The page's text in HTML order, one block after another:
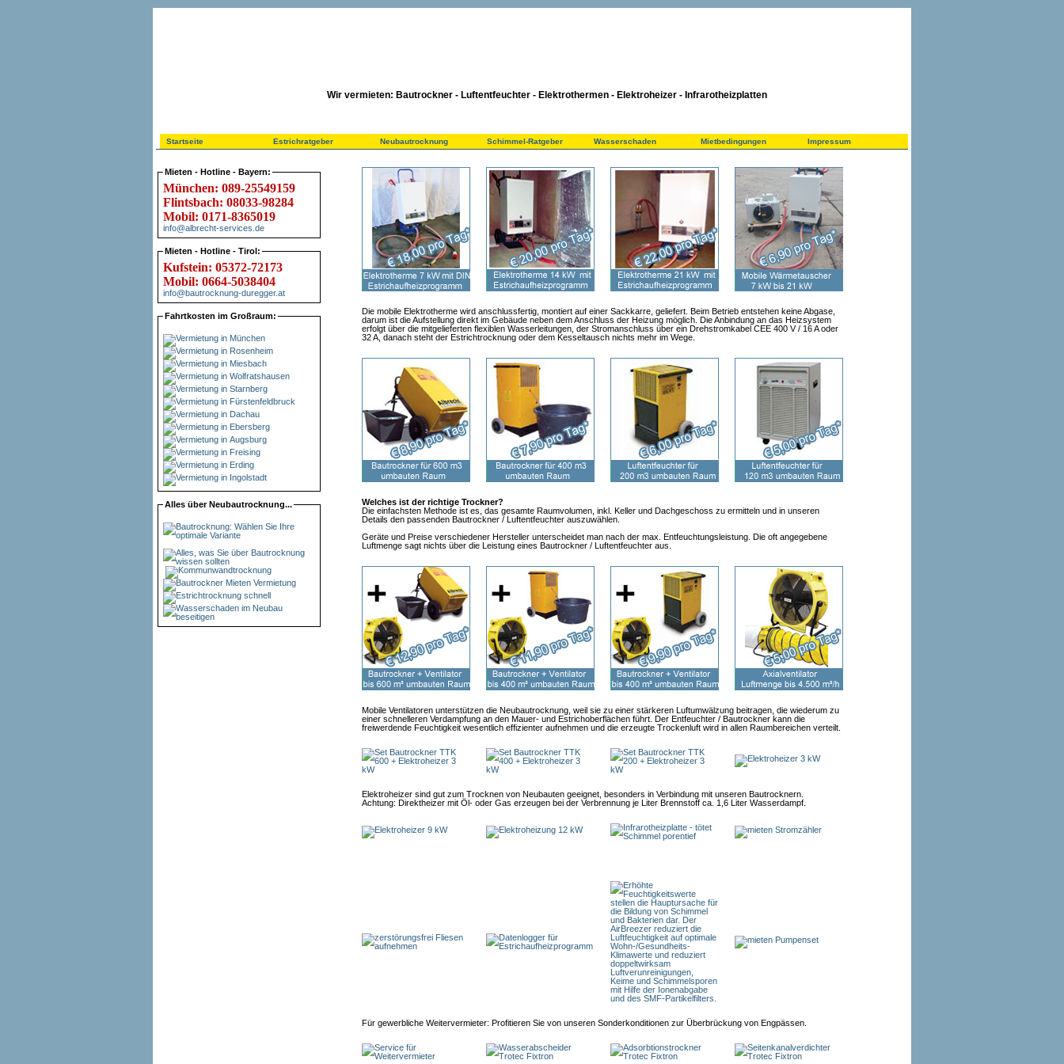
Wir vermieten: Bautrockner - Luftentfeuchter - Elektrothermen - Elektroheizer - Infrarotheizplatten
Impressum
Mietbedingungen
Wasserschaden
Schimmel-Ratgeber
Neubautrocknung
Estrichratgeber
Startseite
Die mobile Elektrotherme wird anschlussfertig, montiert auf einer Sackkarre, geliefert. Beim Betrieb entstehen keine Abgase,
darum ist die Aufstellung direkt im Gebäude neben dem Anschluss der Heizung möglich. Die Anbindung an das Heizsystem
erfolgt über die mitgelieferten flexiblen Wasserleitungen, der Stromanschluss über ein Drehstromkabel CEE 400 V / 16 A oder
32 A, danach steht der Estrichtrocknung oder dem Kesseltausch nichts mehr im Wege.
Welches ist der richtige Trockner?
Die einfachsten Methode ist es, das gesamte Raumvolumen, inkl. Keller und Dachgeschoss zu ermitteln und in unseren
Details den passenden Bautrockner / Luftentfeuchter auszuwählen.
Geräte und Preise verschiedener Hersteller unterscheidet man nach der max. Entfeuchtungsleistung. Die oft angegebene
Luftmenge sagt nichts über die Leistung eines Bautrockner / Luftentfeuchter aus.
Mobile Ventilatoren unterstützen die Neubautrocknung, weil sie zu einer stärkeren Luftumwälzung beitragen, die wiederum zu
einer schnelleren Verdampfung an den Mauer- und Estrichoberflächen führt. Der Entfeuchter / Bautrockner kann die
freiwerdende Feuchtigkeit wesentlich effizienter aufnehmen und die erzeugte Trockenluft wird in allen Raumbereichen verteilt.
Elektroheizer sind gut zum Trocknen von Neubauten geeignet, besonders in Verbindung mit unseren Bautrocknern.
Achtung: Direktheizer mit Öl- oder Gas erzeugen bei der Verbrennung je Liter Brennstoff ca. 1,6 Liter Wasserdampf.
Für gewerbliche Weitervermieter: Profitieren Sie von unseren Sonderkonditionen zur Überbrückung von Engpässen.
Mieten - Hotline - Bayern:
München: 089-25549159
Flintsbach: 08033-98284
Mobil: 0171-8365019
info@albrecht-services.de
Mieten - Hotline - Tirol:
Kufstein: 05372-72173
Mobil: 0664-5038404
info@bautrocknung-duregger.at
Fahrtkosten im Großraum:
Alles über Neubautrocknung...